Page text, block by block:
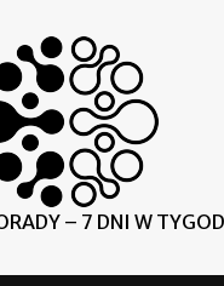
– 7 DNI W